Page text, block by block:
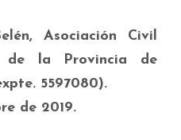
Asociación Civil
de la Provincia de
5597080).
de 2019.